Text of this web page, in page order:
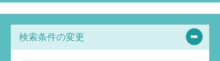
検索条件の変更